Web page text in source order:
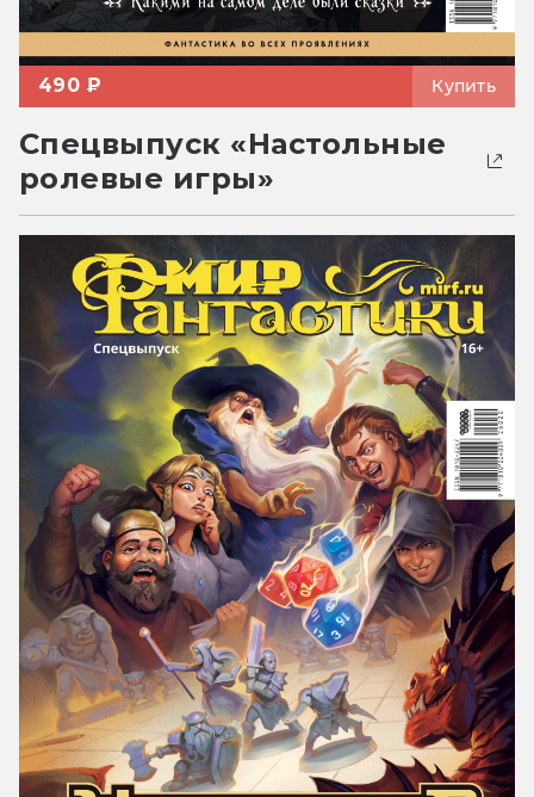
490 ₽ Купить
Спецвыпуск «Настольные
ролевые игры»